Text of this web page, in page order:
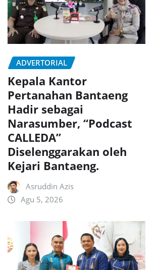
ADVERTORIAL
Kepala Kantor
Pertanahan Bantaeng
Hadir sebagai
Narasumber, “Podcast
CALLEDA”
Diselenggarakan oleh
Kejari Bantaeng.
Asruddin Azis
Agu 5, 2026